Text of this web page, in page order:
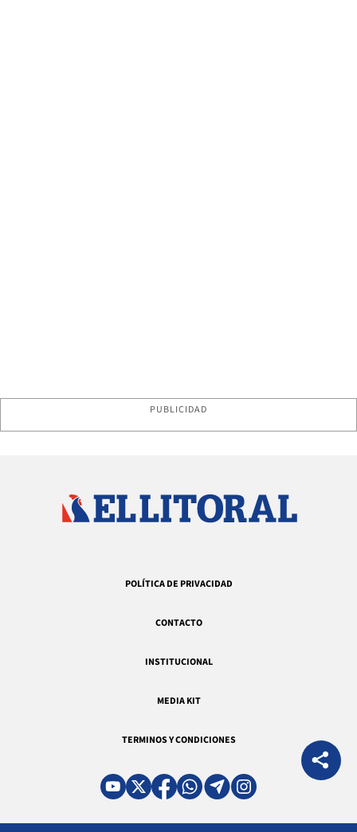
PUBLICIDAD
POLÍTICA DE PRIVACIDAD
CONTACTO
INSTITUCIONAL
MEDIA KIT
TERMINOS Y CONDICIONES